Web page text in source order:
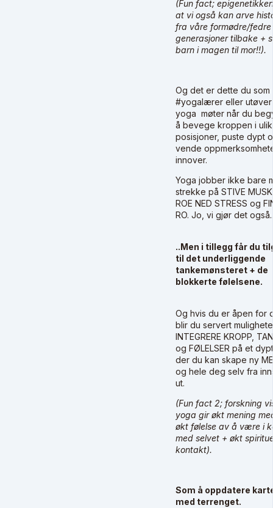
(Fun fact;
at vi også kan arve
fra våre formødre/fedre
generasjoner tilbake +
barn i magen til mor!!).
Og det er dette du som
#yogalærer eller utøver
yoga møter når du
å bevege kroppen i
posisjoner, puste dypt
vende
innover.
Yoga jobber ikke bare
strekke på STIVE
ROE NED STRESS og
RO. Jo, vi gjør det også..
..Men i tillegg får du
til det underliggende
tankemønsteret + de
blokkerte følelsene.
Og hvis du er åpen for
blir du servert
INTEGRERE KROPP,
og FØLELSER på et
der du kan skape ny
og hele deg selv fra
ut.
(Fun fact 2; forskning
yoga gir økt mening
økt følelse av å være i
med selvet + økt
kontakt).
Som å oppdatere
med terrenget.